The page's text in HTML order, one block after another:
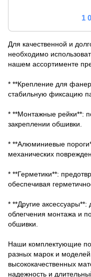
1
Для качественной и
необходимо
нашем ассортименте
* **Крепление для
стабильную фиксацию
* **Монтажные рейки**:
закреплении обшивки.
* **Алюминиевые
механических
* **Герметики**:
обеспечивая
* **Другие
облегчения монтажа и
обшивки.
Наши комплектующие
разных марок и
высококачественных
надежность и